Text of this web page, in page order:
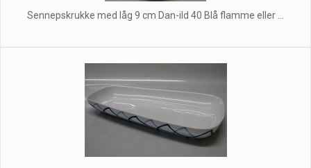
Sennepskrukke med låg 9 cm Dan-ild 40 Blå flamme eller ...